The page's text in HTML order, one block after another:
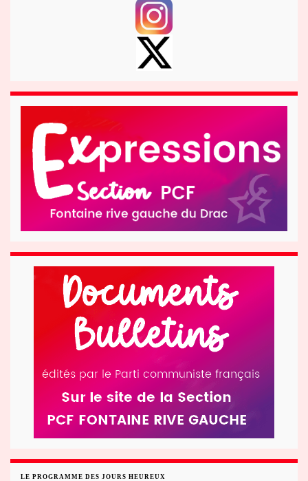
LE PROGRAMME DES JOURS HEUREUX